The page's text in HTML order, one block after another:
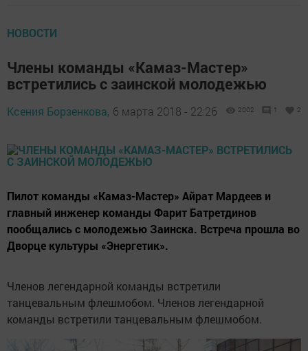
НОВОСТИ
Члены команды «Камаз-Мастер»
встретились с заинской молодежью
Ксения Борзенкова, 6 марта 2018 - 22:26 2002 1 2
Пилот команды «Камаз-Мастер» Айрат Мардеев и
главный инженер команды Фарит Батретдинов
пообщались с молодежью Заинска. Встреча прошла во
Дворце культуры «Энергетик».
Членов легендарной команды встретили
танцевальным флешмобом. Членов легендарной
команды встретили танцевальным флешмобом.